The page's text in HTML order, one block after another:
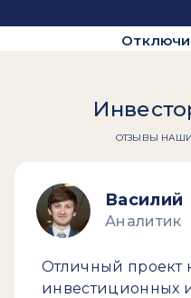
ОТЗЫВЫ
Василий
Аналитик
Отличный проект
инвестиционных